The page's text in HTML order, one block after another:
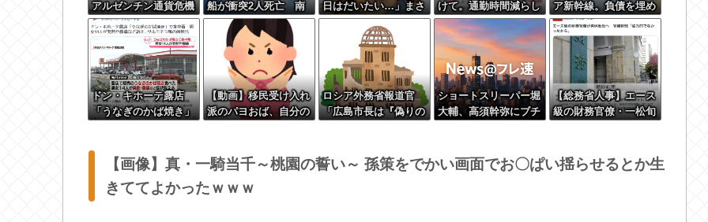
アルゼンチン通貨危機
と同列に語られてしま
うwwwwwwもうすで
に158円に戻る
船が衝突2人死亡 南
シナ海でフィリピン船
を追跡中、公表までに
日はだいたい…」まさ
かの習慣を暴露ｗｗｗ
けて。通勤時間減らし
たいのに都心の近くが
最低10万払わないと住
めないの」
ア新幹線。負債を埋め
るため政府が過半数の
株式を引き受ける
ドン・キホーテ露店
「うなぎのかば焼き」
サルモネラ属の菌検出
【動画】移民受け入れ
派のパヨおば、自分の
ｗｗｗｗｗ
ロシア外務省報道官
「広島市長は『偽りの
ショートスリーパー堀
大輔、高須幹弥にブチ
【総務省人事】エース
級の財務官僚・一松旬
ったから」
【画像】真・一騎当千～桃園の誓い～ 孫策をでかい画面でお〇ぱい揺らせるとか生
きててよかったｗｗｗ